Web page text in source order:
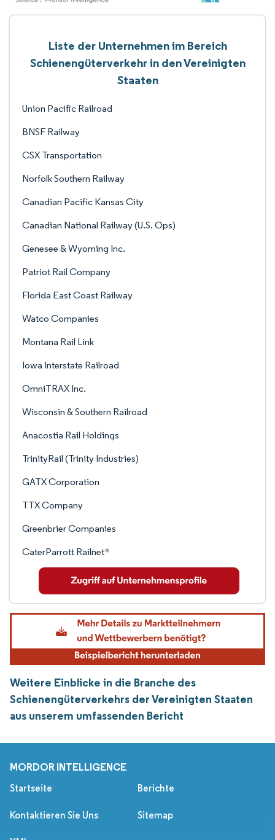
Liste der Unternehmen im Bereich
Schienengüterverkehr in den Vereinigten
Staaten
Union Pacific Railroad
BNSF Railway
CSX Transportation
Norfolk Southern Railway
Canadian Pacific Kansas City
Canadian National Railway (U.S. Ops)
Genesee & Wyoming Inc.
Patriot Rail Company
Florida East Coast Railway
Watco Companies
Montana Rail Link
Iowa Interstate Railroad
OmniTRAX Inc.
Wisconsin & Southern Railroad
Anacostia Rail Holdings
TrinityRail (Trinity Industries)
GATX Corporation
TTX Company
Greenbrier Companies
CaterParrott Railnet*
Weitere Einblicke in die Branche des
Schienengüterverkehrs der Vereinigten Staaten
aus unserem umfassenden Bericht
MORDOR INTELLIGENCE
Startseite Berichte
Kontaktieren Sie Uns Sitemap